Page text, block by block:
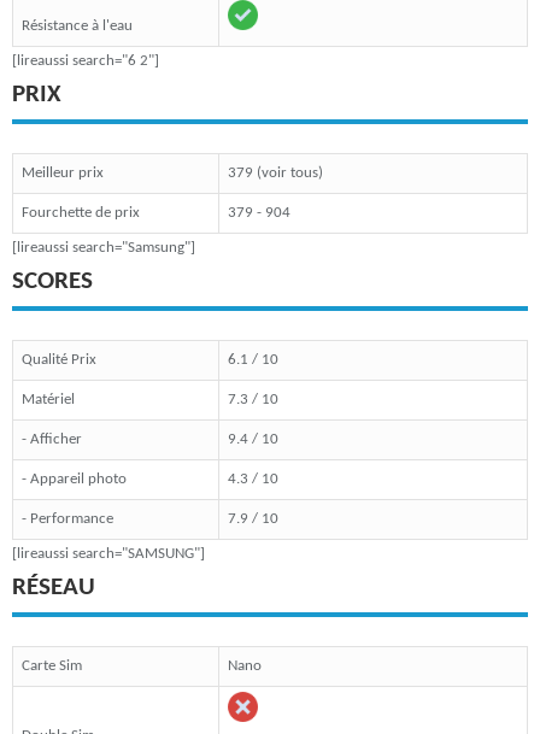
Résistance à l'eau
[lireaussi search="6 2"]
PRIX
Meilleur prix 379 (voir tous)
Fourchette de prix 379 - 904
[lireaussi search="Samsung"]
SCORES
Qualité Prix 6.1 / 10
Matériel 7.3 / 10
- Afficher 9.4 / 10
- Appareil photo 4.3 / 10
- Performance 7.9 / 10
[lireaussi search="SAMSUNG"]
RÉSEAU
Carte Sim Nano